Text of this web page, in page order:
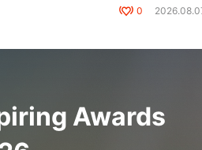
0
Awards